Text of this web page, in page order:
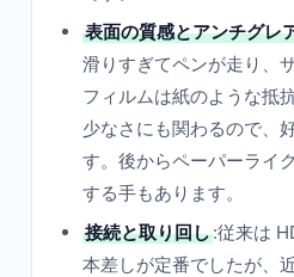
表面の質感とアンチグレ
滑りすぎてペンが走り、
フィルムは紙のような抵
少なさにも関わるので、
す。後からペーパーライ
する手もあります。
接続と取り回し:従来は
本差しが定番でしたが、